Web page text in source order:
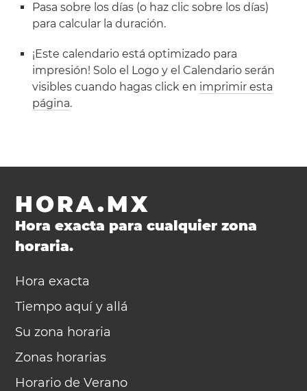
Pasa sobre los días (o haz clic sobre los días)
para calcular la duración.
¡Este calendario está optimizado para
impresión! Solo el Logo y el Calendario serán
visibles cuando hagas click en imprimir esta
página.
HORA.MX
Hora exacta para cualquier zona
horaria.
Hora exacta
Tiempo aquí y allá
Su zona horaria
Zonas horarias
Horario de Verano